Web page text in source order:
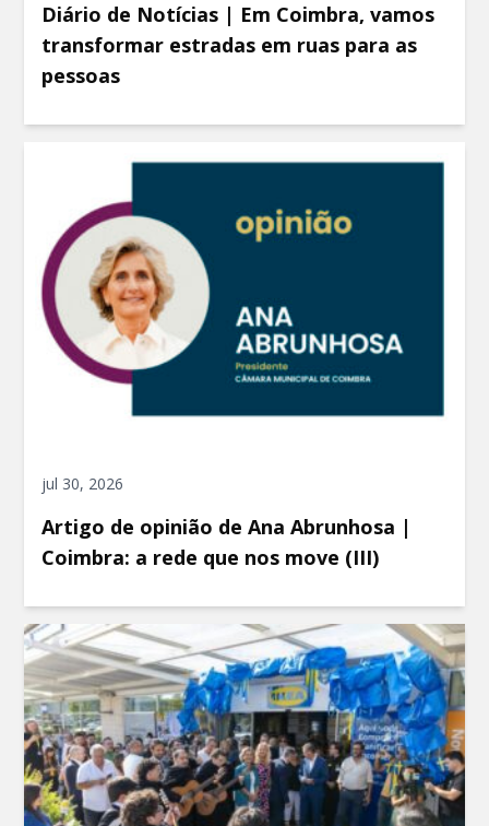
Diário de Notícias | Em Coimbra, vamos
transformar estradas em ruas para as
pessoas
jul 30, 2026
Artigo de opinião de Ana Abrunhosa |
Coimbra: a rede que nos move (III)